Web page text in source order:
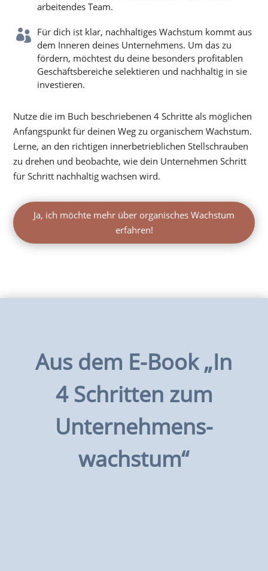
arbeitendes Team.
 Für dich ist klar, nachhaltiges Wachstum kommt aus
dem Inneren deines Unternehmens. Um das zu
fördern, möchtest du deine besonders profitablen
Geschäftsbereiche selektieren und nachhaltig in sie
investieren.
Nutze die im Buch beschriebenen 4 Schritte als möglichen
Anfangspunkt für deinen Weg zu organischem Wachstum.
Lerne, an den richtigen innerbetrieblichen Stellschrauben
zu drehen und beobachte, wie dein Unternehmen Schritt
für Schritt nachhaltig wachsen wird.
Ja, ich möchte mehr über organisches Wachstum
erfahren!
Aus dem E-Book„In
4 Schritten zum
Unternehmens-
wachstum“